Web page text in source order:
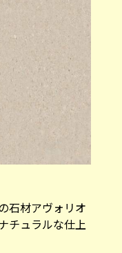
石材アヴォリオ
チュラルな仕上